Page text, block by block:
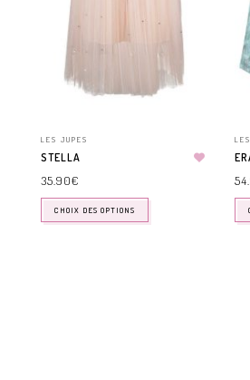
LES JUPES
STELLA
35.90€
CHOIX DES OPTIONS